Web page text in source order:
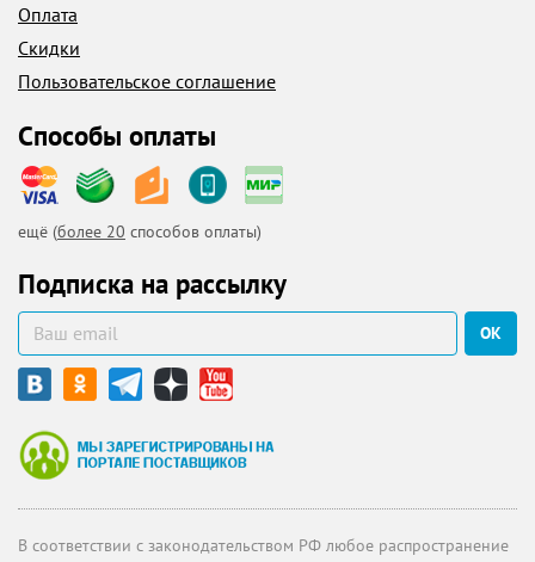
Оплата
Скидки
Пользовательское соглашение
Способы оплаты
ещё (более 20 способов оплаты)
Подписка на рассылку
ОК
В соответствии с законодательством РФ любое распространение